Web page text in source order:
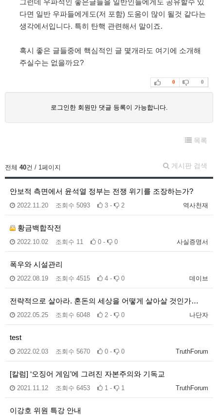
그런데 우파적인 좋은글들을 일반인들에게도 공유할수 있
다면 일반 우파들에게도(저 포함) 도움이 많이 될것 같다는
생각에서입니다. 특히 탄핵 관련해서 말이죠.
혹시 좋은 글들중에 핵심적인 글 몇개라도 여기에 소개해
주실수는 없을까요?
0 0
로그인한 회원만 댓글 등록이 가능합니다.
목록
게시판 검색
전체 40건 / 1페이지
안보적 측면에서 윤석열 정부는 전쟁 위기를 조장하는가?
역사천재
2022.11.20 조회수 5093 3 - 2
황금백합작전
사실증명서
2022.10.02 조회수 11 0 - 0
폭우와 시설관리
데이브
2022.08.19 조회수 4515 4 - 0
전략적으로 살아라. 혼돈의 세상을 어떻게 살아살 것인가…
나단자
2022.05.25 조회수 6048 2 - 0
test
TruthForum
2022.02.03 조회수 5670 0 - 0
[칼럼] ‘오징어 게임’에 그려진 자본주의와 기독교
TruthForum
2021.11.12 조회수 6453 1 - 1
이강호 위원 특강 안내